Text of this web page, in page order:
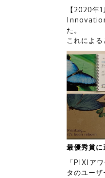
【2020年
Innovation
た。
これによる
最優秀賞
「PIXIア
タのユー